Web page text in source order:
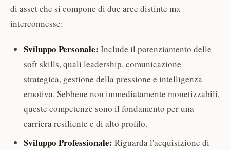
di asset che si compone di due aree distinte ma
interconnesse:
Sviluppo Personale: Include il potenziamento delle
soft skills, quali leadership, comunicazione
strategica, gestione della pressione e intelligenza
emotiva. Sebbene non immediatamente monetizzabili,
queste competenze sono il fondamento per una
carriera resiliente e di alto profilo.
Sviluppo Professionale: Riguarda l'acquisizione di